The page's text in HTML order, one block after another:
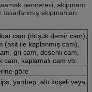
penceresi, ekipmanı
ekipmanları
cam (düşük demir cam),
(asit ile kaplanmış cam),
gri cam, desenli cam,
cam, kaplamalı cam vb.
göre
yarıhep, altı köşeli veya